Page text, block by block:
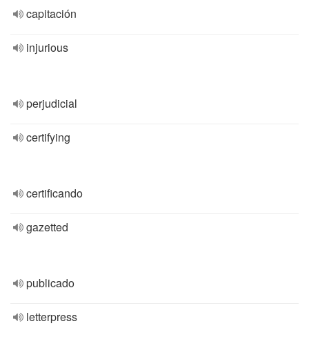
capitación
injurious
perjudicial
certifying
certificando
gazetted
publicado
letterpress